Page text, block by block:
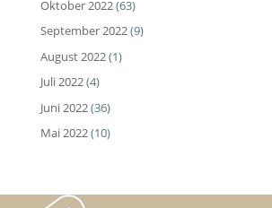
Oktober 2022(63)
September 2022(9)
August 2022(1)
Juli 2022(4)
Juni 2022(36)
Mai 2022(10)